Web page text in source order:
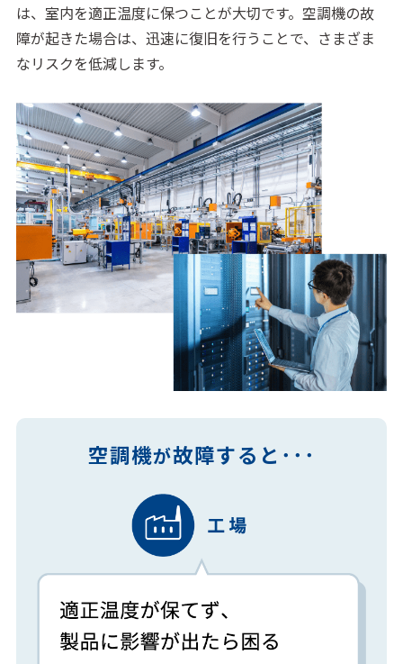
は、室内を適正温度に保つことが大切です。空調機の故
障が起きた場合は、迅速に復旧を行うことで、さまざま
なリスクを低減します。
空調機が故障すると･･･